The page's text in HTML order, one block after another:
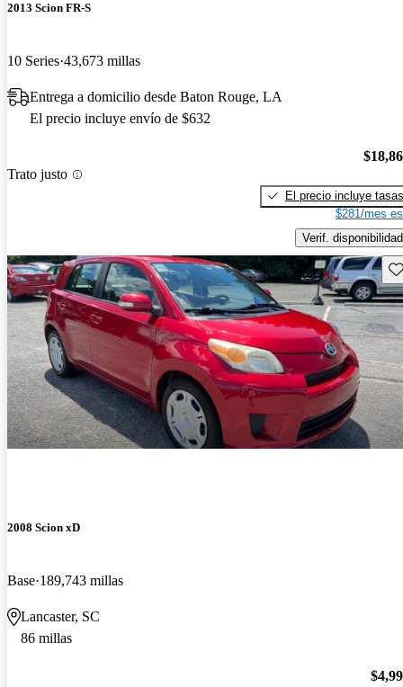
2013 Scion FR-S
10 Series 43,673 millas
Entrega a domicilio desde Baton Rouge, LA
El precio incluye envío de $632
Trato justo
El precio incluye tasas
$281/mes
Verif. disponibilidad
2008 Scion xD
Base 189,743 millas
Lancaster, SC
86 millas